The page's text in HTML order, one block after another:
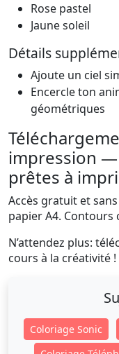
Rose pastel
Jaune soleil
Détails
Ajoute un ciel
Encercle ton
géométriques
impression
prêtes à
Accès gratuit et
papier A4. Contours
N’attendez plus:
cours à la créativité !
Coloriage Sonic